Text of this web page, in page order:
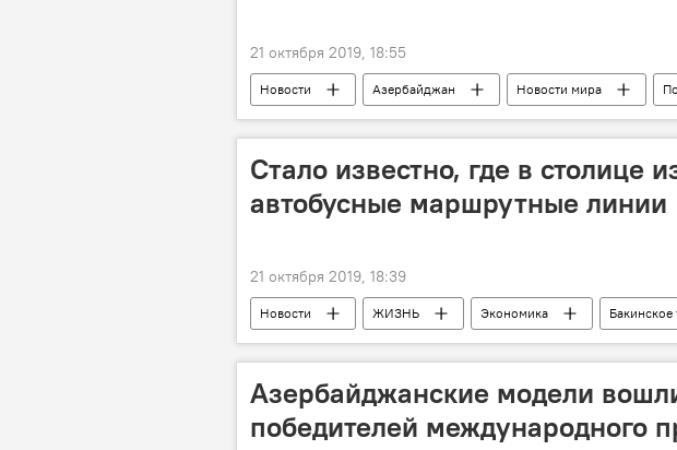
21 октября 2019, 18:55
Новости Азербайджан Новости мира
Стало известно, где в столице
автобусные маршрутные линии
21 октября 2019, 18:39
Новости ЖИЗНЬ Экономика
Бакинское
Баку
автобусы Маршруты
Азербайджанские модели
победителей международного